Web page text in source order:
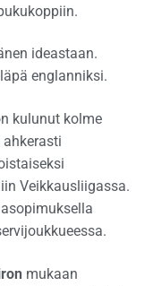
ideastaan.
englanniksi.
kulunut kolme
Veikkausliigassa.
mukaan